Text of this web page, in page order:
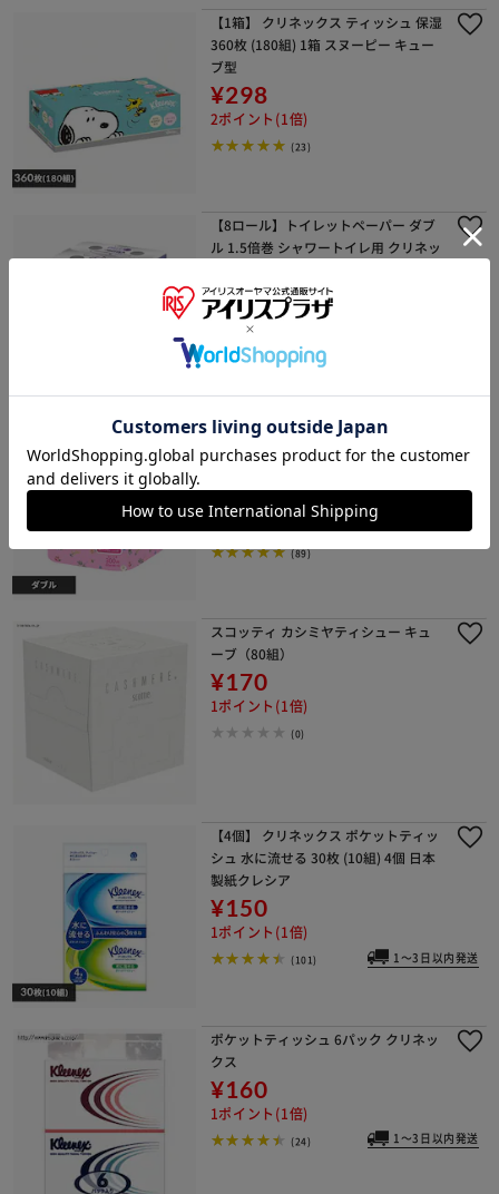
【1箱】 クリネックス ティッシュ 保湿
360枚 (180組) 1箱 スヌーピー キュー
ブ型
¥298
2ポイント(1倍)
(23)
【8ロール】トイレットペーパー ダブ
ル 1.5倍巻 シャワートイレ用 クリネッ
¥660
6ポイント(1倍)
(77)
【8ロール】トイレットペーパー ダブ
ル 1.5倍巻 フラワープリント クリネッ
¥570
(89)
スコッティ カシミヤティシュー キュ
ーブ（80組）
¥170
1ポイント(1倍)
(0)
【4個】 クリネックス ポケットティッ
シュ 水に流せる 30枚 (10組) 4個 日本
製紙クレシア
¥150
1ポイント(1倍)
(101) 1～3日以内発送
ポケットティッシュ 6パック クリネッ
クス
¥160
1ポイント(1倍)
(24) 1～3日以内発送